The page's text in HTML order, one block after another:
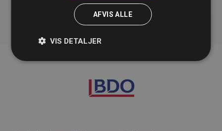
AFVIS ALLE
VIS DETALJER